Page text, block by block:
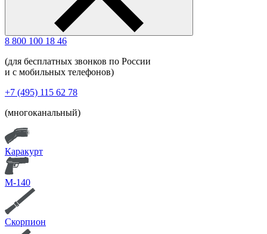
8 800 100 18 46
(для бесплатных звонков по России
и с мобильных телефонов)
+7 (495) 115 62 78
(многоканальный)
Каракурт
М-140
Скорпион